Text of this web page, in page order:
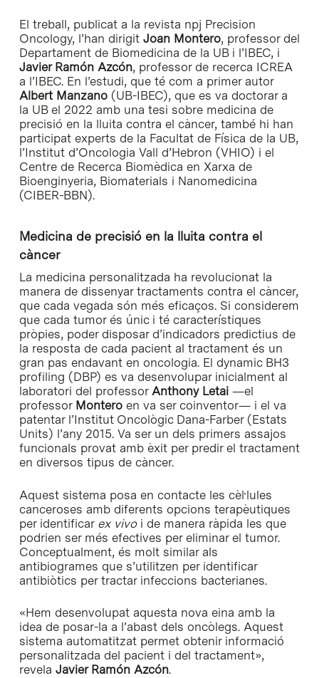
El treball, publicat a la revista npj Precision
Oncology, l’han dirigit Joan Montero, professor del
Departament de Biomedicina de la UB i l’IBEC, i
Javier Ramón Azcón, professor de recerca ICREA
a l’IBEC. En l’estudi, que té com a primer autor
Albert Manzano(UB-IBEC), que es va doctorar a
la UB el 2022 amb una tesi sobre medicina de
precisió en la lluita contra el càncer, també hi han
participat experts de la Facultat de Física de la UB,
l’Institut d’Oncologia Vall d’Hebron (VHIO) i el
Centre de Recerca Biomèdica en Xarxa de
Bioenginyeria, Biomaterials i Nanomedicina
(CIBER-BBN).
Medicina de precisió en la lluita contra el
càncer
La medicina personalitzada ha revolucionat la
manera de dissenyar tractaments contra el càncer,
que cada vegada són més eficaços. Si considerem
que cada tumor és únic i té característiques
pròpies, poder disposar d’indicadors predictius de
la resposta de cada pacient al tractament és un
gran pas endavant en oncologia. El dynamic BH3
profiling (DBP) es va desenvolupar inicialment al
laboratori del professor Anthony Letai—el
professor Monteroen va ser coinventor— i el va
patentar l’Institut Oncològic Dana-Farber (Estats
Units) l’any 2015. Va ser un dels primers assajos
funcionals provat amb èxit per predir el tractament
en diversos tipus de càncer.
Aquest sistema posa en contacte les cèl·lules
canceroses amb diferents opcions terapèutiques
per identificar ex vivoi de manera ràpida les que
podrien ser més efectives per eliminar el tumor.
Conceptualment, és molt similar als
antibiogrames que s’utilitzen per identificar
antibiòtics per tractar infeccions bacterianes.
«Hem desenvolupat aquesta nova eina amb la
idea de posar-la a l’abast dels oncòlegs. Aquest
sistema automatitzat permet obtenir informació
personalitzada del pacient i del tractament»,
revela Javier Ramón Azcón.